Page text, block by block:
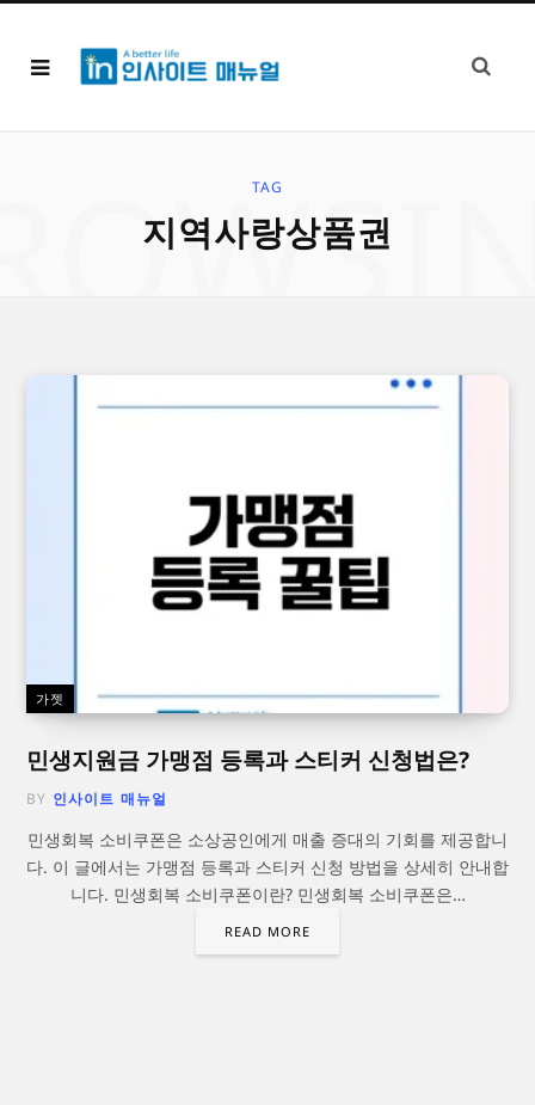
TAG
지역사랑상품권
가젯
민생지원금 가맹점 등록과 스티커 신청법은?
BY 인사이트 매뉴얼
민생회복 소비쿠폰은 소상공인에게 매출 증대의 기회를 제공합니
다. 이 글에서는 가맹점 등록과 스티커 신청 방법을 상세히 안내합
니다. 민생회복 소비쿠폰이란? 민생회복 소비쿠폰은…
READ MORE